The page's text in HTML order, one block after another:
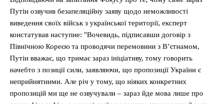
Путін озвучив безапеляційну заяву щодо неможливості
виведення своїх військ з української території, експерт
констатував наступне: "Вочевидь, підписавши договір з
Північною Кореєю та проводячи перемовини з В’єтнамом,
Путін вважає, що тримає зараз ініціативу, тому говорить
начебто з позиції сили, заявляючи, що пропозиції України є
неприйнятними. Але річ у тому, що ніяких конкретних
пропозицій ми ще не озвучували – зараз йде мова лише про